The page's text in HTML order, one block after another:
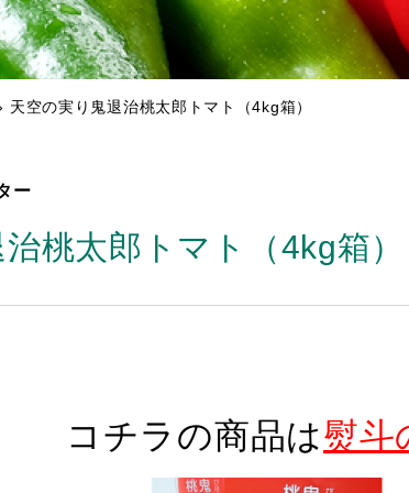
天空の実り鬼退治桃太郎トマト（4kg箱）
ー
桃太郎トマト（4kg箱）
コチラの商品は熨斗